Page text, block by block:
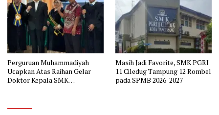
Perguruan Muhammadiyah
Ucapkan Atas Raihan Gelar
Doktor Kepala SMK
Masih Jadi Favorite, SMK PGRI
11 Ciledug Tampung 12 Rombel
pada SPMB 2026-2027